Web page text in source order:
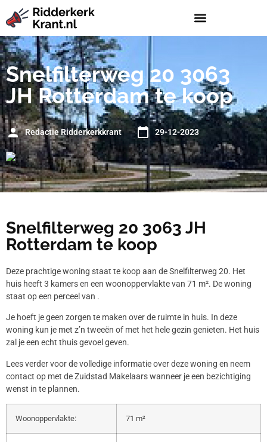
Snelfilterweg 20 3063
JH Rotterdam te koop
Redactie Ridderkerkkrant 29-12-2023
Snelfilterweg 20 3063 JH
Rotterdam te koop
Deze prachtige woning staat te koop aan de Snelfilterweg 20. Het
huis heeft 3 kamers en een woonoppervlakte van 71 m². De woning
staat op een perceel van .
Je hoeft je geen zorgen te maken over de ruimte in huis. In deze
woning kun je met z’n tweeën of met het hele gezin genieten. Het huis
zal je een echt thuis gevoel geven.
Lees verder voor de volledige informatie over deze woning en neem
contact op met de Zuidstad Makelaars wanneer je een bezichtiging
wenst in te plannen.
Woonoppervlakte: 71 m²